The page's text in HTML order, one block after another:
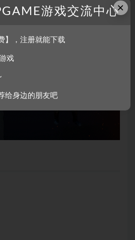
×
游戏交流中心
】，注册就能下载
戏
给身边的朋友吧